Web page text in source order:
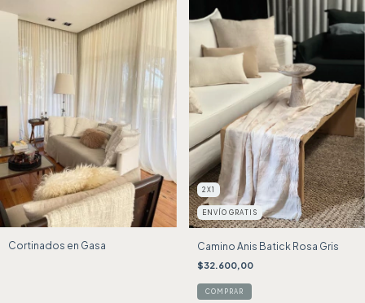
Cortinados en Gasa
2X1
ENVÍO GRATIS
Camino Anis Batick Rosa Gris
$32.600,00
COMPRAR